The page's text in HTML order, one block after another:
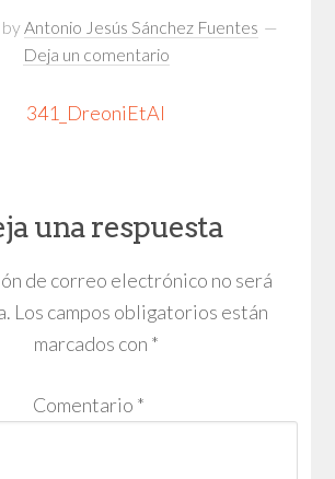
by Antonio Jesús Sánchez Fuentes
Deja un comentario
341_DreoniEtAl
una respuesta
de correo electrónico no será
Los campos obligatorios están
marcados con *
Comentario *